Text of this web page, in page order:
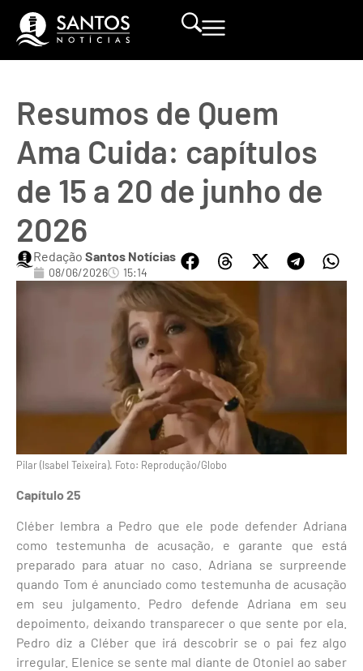
Resumos de Quem
Ama Cuida: capítulos
de 15 a 20 de junho de
2026
Redação Santos Notícias
08/06/2026 15:14
Pilar (Isabel Teixeira). Foto: Reprodução/Globo
Capítulo 25
Cléber lembra a Pedro que ele pode defender Adriana
como testemunha de acusação, e garante que está
preparado para atuar no caso. Adriana se surpreende
quando Tom é anunciado como testemunha de acusação
em seu julgamento. Pedro defende Adriana em seu
depoimento, deixando transparecer o que sente por ela.
Pedro diz a Cléber que irá descobrir se o pai fez algo
irregular. Elenice se sente mal diante de Otoniel ao saber